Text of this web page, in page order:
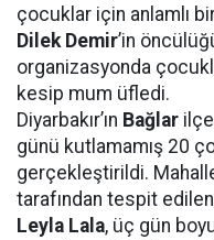
çocuklar için anlamlı
Dilek Demir’in
organizasyonda
kesip mum üfledi.
Diyarbakır’ın Bağlar
günü kutlamamış 20
gerçekleştirildi.
tarafından tespit
Leyla Lala, üç gün